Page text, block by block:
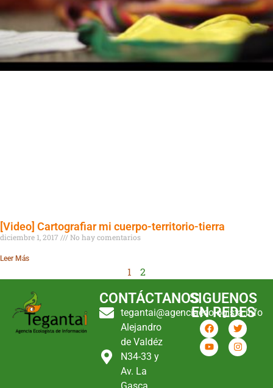
[Video] Cartografiar mi cuerpo-territorio-tierra
diciembre 1, 2017 No hay comentarios
Leer Más
1 2
CONTÁCTANOS
tegantai@agenciaecologista.info
Alejandro
de Valdéz
N34-33 y
Av. La
Gasca
SIGUENOS
EN REDES